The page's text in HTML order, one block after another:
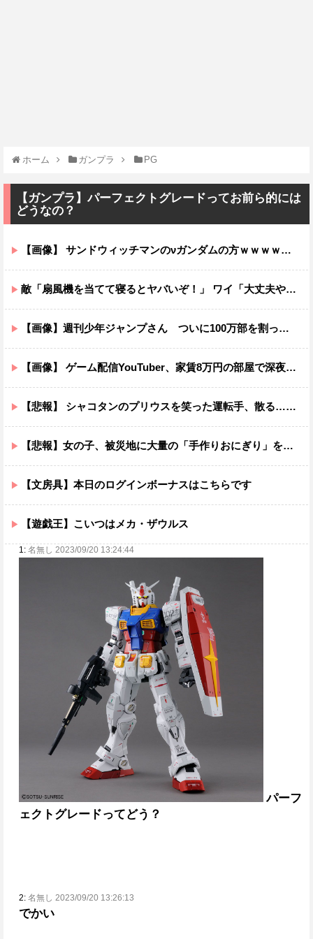
ホーム ガンプラ PG
【ガンプラ】パーフェクトグレードってお前ら的には
どうなの？
【画像】 サンドウィッチマンのνガンダムの方ｗｗｗｗｗｗｗｗｗｗｗ
敵「扇風機を当てて寝るとヤバいぞ！」 ワイ「大丈夫やろｗｗｗ」扇風機ポチー
【画像】週刊少年ジャンプさん ついに100万部を割ってしまう。何故ジャンプは読まれなくなったのか
【画像】 ゲーム配信YouTuber、家賃8万円の部屋で深夜配信→管理会社から厳重注意されてお気持ち表明
【悲報】 シャコタンのプリウスを笑った運転手、散る………
【悲報】女の子、被災地に大量の「手作りおにぎり」を届けるｗｗｗｗ
【文房具】本日のログインボーナスはこちらです
【遊戯王】こいつはメカ・ザウルス
1: 名無し 2023/09/20 13:24:44
パーフ
ェクトグレードってどう？
2: 名無し 2023/09/20 13:26:13
でかい